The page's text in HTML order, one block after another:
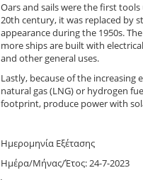
Oars and sails were the first
20th century, it was replaced by
appearance during the 1950s.
more ships are built with
and other general uses.
Lastly, because of the
natural gas (LNG) or hydrogen
footprint, produce power with
Ημερομηνία Εξέτασης
Ημέρα/Μήνας/Έτος: 24-7-2023